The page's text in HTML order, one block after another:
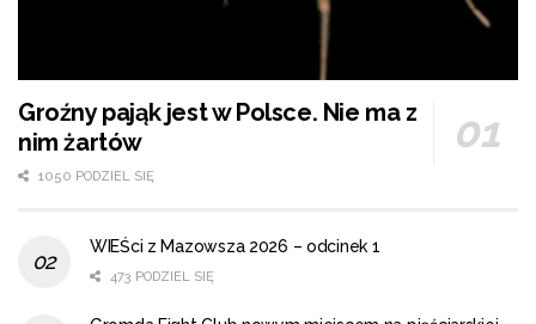
Groźny pająk jest w Polsce. Nie ma z
nim żartów
1050 PODZIEL SIĘ
WIEŚci z Mazowsza 2026 – odcinek 1
473 PODZIEL SIĘ